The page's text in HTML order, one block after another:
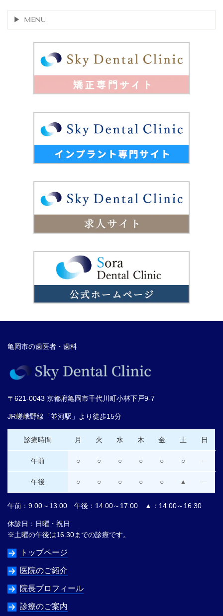
MENU
亀岡市の歯医者・歯科
〒621-0043 京都府亀岡市千代川町小林下戸9-7
JR嵯峨野線「並河駅」より徒歩15分
診療時間 月 火 水 木 金 土 日
午前 ○ ○ ○ ○ ○ ○ ─
午後 ○ ○ ○ ○ ○ ▲ ─
午前：9:00～13:00 午後：14:00～17:00 ▲：14:00～16:30
休診日：日曜・祝日
※土曜の午後は16:30までの診療です。
トップページ
医院のご紹介
院長プロフィール
診療のご案内